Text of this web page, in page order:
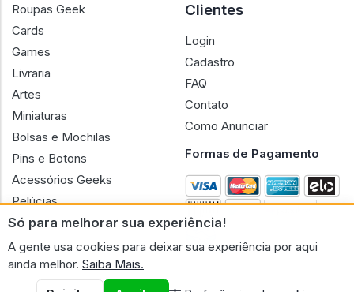
Só para melhorar sua experiência!
A gente usa cookies para deixar sua experiência por aqui
ainda melhor. Saiba Mais.
Roupas Geek
Cards
Games
Livraria
Artes
Miniaturas
Bolsas e Mochilas
Pins e Botons
Acessórios Geeks
Pelúcias
Bonecas
Clientes
Login
Cadastro
FAQ
Contato
Como Anunciar
Formas de Pagamento